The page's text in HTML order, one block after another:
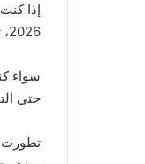
إذا
2026، توفر فودافون عدة خيارات آمنة وسهلة لـ سحب فلوس من فودافون كاش دون تعقيدات.
سواء
حتى
تطورت